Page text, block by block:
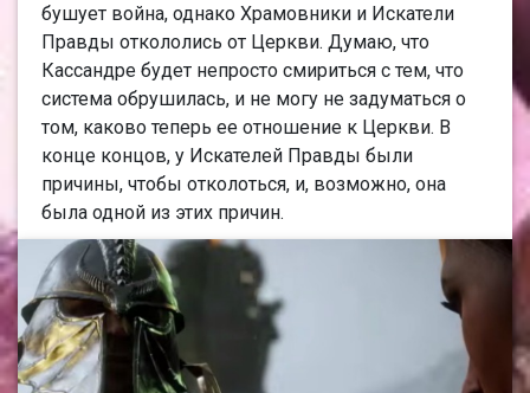
бушует война, однако Храмовники и Искатели
Правды откололись от Церкви. Думаю, что
Кассандре будет непросто смириться с тем, что
система обрушилась, и не могу не задуматься о
том, каково теперь ее отношение к Церкви. В
конце концов, у Искателей Правды были
причины, чтобы отколоться, и, возможно, она
была одной из этих причин.